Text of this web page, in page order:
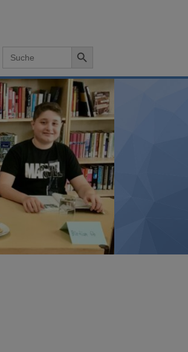
Search
for:
Search Button